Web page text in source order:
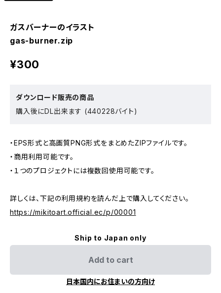
ガスバーナーのイラスト
gas-burner.zip
¥300
ダウンロード販売の商品
購入後にDL出来ます (440228バイト)
・EPS形式と高画質PNG形式をまとめたZIPファイルです。
・商用利用可能です。
・１つのプロジェクトには複数回使用可能です。
詳しくは、下記の利用規約を読んだ上で購入してください。
https://mikitoart.official.ec/p/00001
Ship to Japan only
Add to cart
日本国内にお住まいの方向け